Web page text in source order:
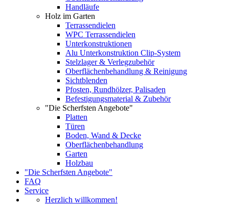
Handläufe
Holz im Garten
Terrassendielen
WPC Terrassendielen
Unterkonstruktionen
Alu Unterkonstruktion Clip-System
Stelzlager & Verlegzubehör
Oberflächenbehandlung & Reinigung
Sichtblenden
Pfosten, Rundhölzer, Palisaden
Befestigungsmaterial & Zubehör
"Die Scherfsten Angebote"
Platten
Türen
Boden, Wand & Decke
Oberflächenbehandlung
Garten
Holzbau
"Die Scherfsten Angebote"
FAQ
Service
Herzlich willkommen!